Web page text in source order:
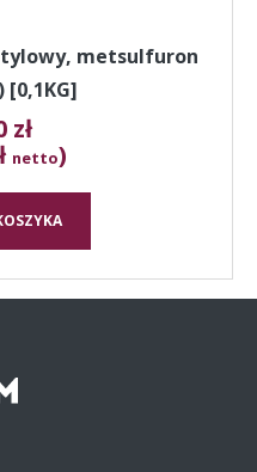
metsulfuron
zł
netto)